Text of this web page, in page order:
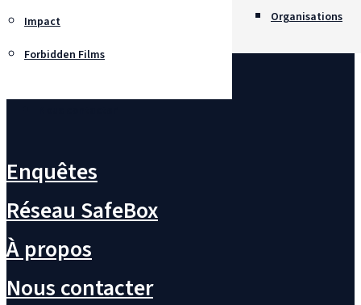
Organisations
Impact
Forbidden Films
Enquêtes
Réseau SafeBox
À propos
Nous contacter